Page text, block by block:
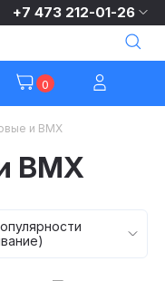
+7 473 212-01-26
0
и BMX
BMX